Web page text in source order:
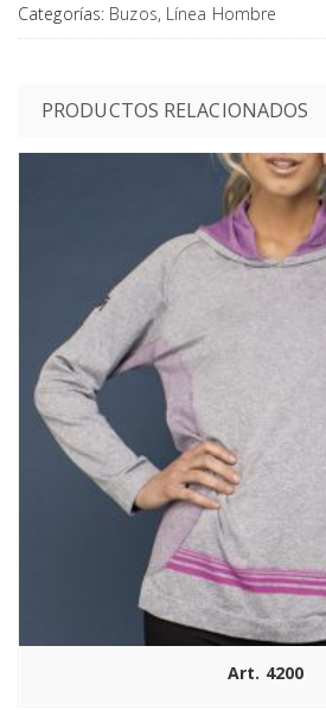
Categorías: Buzos, Línea Hombre
PRODUCTOS RELACIONADOS
Art. 4200